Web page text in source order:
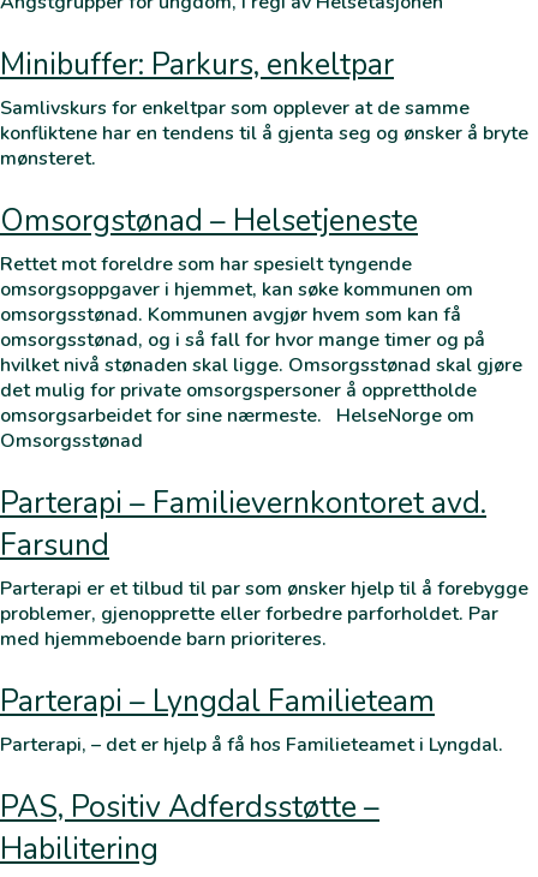
Minibuffer: Parkurs, enkeltpar
Samlivskurs for enkeltpar som opplever at de samme
konfliktene har en tendens til å gjenta seg og ønsker å bryte
mønsteret.
Omsorgstønad – Helsetjeneste
Rettet mot foreldre som har spesielt tyngende
omsorgsoppgaver i hjemmet, kan søke kommunen om
omsorgsstønad. Kommunen avgjør hvem som kan få
omsorgsstønad, og i så fall for hvor mange timer og på
hvilket nivå stønaden skal ligge. Omsorgsstønad skal gjøre
det mulig for private omsorgspersoner å opprettholde
omsorgsarbeidet for sine nærmeste. HelseNorge om
Omsorgsstønad
Parterapi – Familievernkontoret avd.
Farsund
Parterapi er et tilbud til par som ønsker hjelp til å forebygge
problemer, gjenopprette eller forbedre parforholdet. Par
med hjemmeboende barn prioriteres.
Parterapi – Lyngdal Familieteam
Parterapi, – det er hjelp å få hos Familieteamet i Lyngdal.
PAS, Positiv Adferdsstøtte –
Habilitering